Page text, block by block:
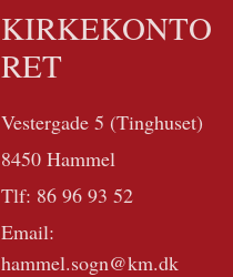
KIRKEKONTO
RET
Vestergade 5 (Tinghuset)
8450 Hammel
Tlf: 86 96 93 52
Email:
hammel.sogn@km.dk